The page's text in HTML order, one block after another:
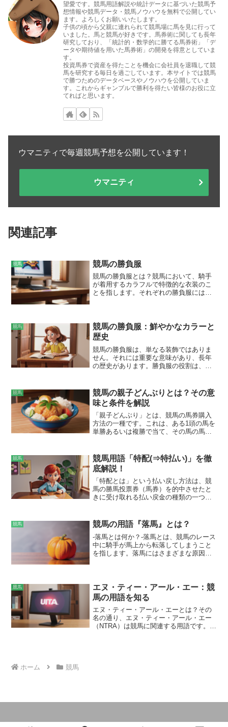
望愛です。競馬用語解説や統計データに基づいた競馬予
想情報や競馬データ・競馬ノウハウを無料で公開してい
ます。よろしくお願いいたします。
子供の頃から父親に連れられて競馬場に馬を見に行って
いました。馬と競馬が好きです。馬券術に関しても長年
研究しており、「統計的・数学的に勝てる馬券術」「デ
ータや期待値を用いた馬券術」の開発を得意としていま
す。
投資馬券で資産を得たことを機会に会社員を退職して競
馬を研究する毎日を過ごしています。本サイトでは競馬
で勝つためのデータベースやノウハウを公開していま
す。これからギャンブルで勝利を得たい皆様のお役に立
てればと思います。
ウマニティで毎週競馬予想を公開しています！
ウマニティ
関連記事
競馬 競馬の勝負服
競馬の勝負服とは？競馬において、騎手
が着用するカラフルで特徴的な衣装のこ
とを指します。それぞれの勝負服には固
ス中の混乱を防ぐために不可欠です。ま
た、所有者のブランドイメージを構築
し、ファンや競馬関係者の間で認識度を
高める手段としても機能しています。
競馬
競馬の勝負服：鮮やかなカラーと
歴史
競馬の勝負服は、単なる装飾ではありま
せん。それには重要な意味があり、長年
の歴史があります。勝負服の役割は、騎
アイデンティティを表し、チーム精神を
醸成します。さらに、勝負服は安全面で
も役立ちます。鮮やかな色は、騎手や馬
が群衆の中で迷子になったり、衝突した
りするのを防ぎます。勝負服の起源は、
18世紀初頭の英国にまで遡ります。当時
を解決するために、レースを主催する運
営団体が、各参加者に独自の勝負服を割
り当てることを義務付けました。この慣
習は急速に広まり、現在では世界中の競
馬で採用されています。
競馬
競馬の親子どんぶりとは？その意
味と条件を解説
「親子どんぶり」とは、競馬の馬券購入
方法の一種です。これは、ある1頭の馬を
単勝あるいは複勝で当て、その馬の馬券
途指定した馬を「子」と呼び、最初に指
定した馬を「親」と呼びます。親子どん
ぶりが考案された由来は、早くにレース
で決着をつけて、他のレースに資金を振
り分ける、という戦法から生まれたとさ
れています。
競馬
競馬用語「特配(⇒特払い)」を徹
底解説！
「特配とは」という払い戻し方法は、競
馬の勝馬投票券（馬券）を的中させたと
きに受け取れる払い戻金の種類の一つで
た金額が払い戻されます。しかし、特配
は、通常の配当を上回る特別な配当が支
払われる払い戻し方法です。
競馬 競馬の用語『落馬』とは？
-落馬とは何か？-落馬とは、競馬のレース
中に騎手が馬上から転落してしまうこと
を指します。落馬にはさまざまな原因が
故であり、怪我や最悪の場合、死亡に至
る可能性があります。騎手はレース中、
落馬のリスクを軽減するためにあらゆる
手段を講じています。適切なヘルメット
やプロテクターを着用し、馬との信頼関
係やバランスを整える練習も行っていま
競馬
エヌ・ティー・アール・エー：競
馬の用語を知る
エヌ・ティー・アール・エーとは？その
名の通り、エヌ・ティー・アール・エー
（NTRA）は競馬に関連する用語です。
ホーム 競馬